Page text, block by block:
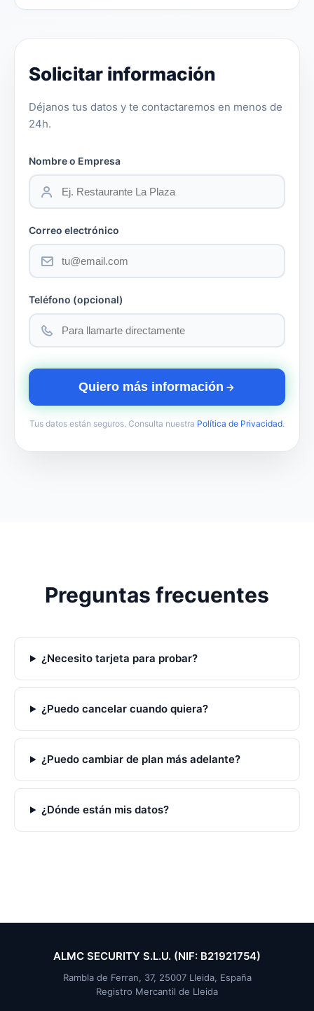
Solicitar información
Déjanos tus datos y te contactaremos en menos de
24h.
Nombre o Empresa
Correo electrónico
Teléfono (opcional)
Quiero más información
Tus datos están seguros. Consulta nuestra Política de Privacidad.
Preguntas frecuentes
¿Necesito tarjeta para probar?
¿Puedo cancelar cuando quiera?
¿Puedo cambiar de plan más adelante?
¿Dónde están mis datos?
ALMC SECURITY S.L.U. (NIF: B21921754)
Rambla de Ferran, 37, 25007 Lleida, España
Registro Mercantil de Lleida